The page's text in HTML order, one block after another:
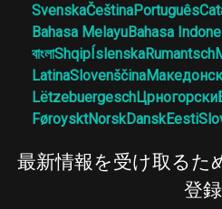
SvenskaČeštinaPortuguês
Bahasa MelayuBahasa
বাংলাShqipÍslenskaRumantsch
LatinaSlovenščina
LëtzebuergeschЦрногорски
FøroysktNorskDanskEesti
最新情報を受け取るた
登録